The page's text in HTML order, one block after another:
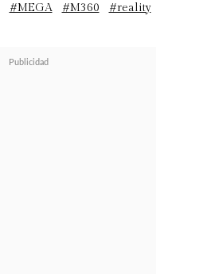
#MEGA #M360
#reality